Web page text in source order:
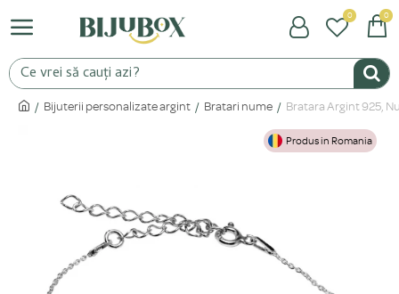
0 0
Bijuterii personalizate argint Bratari nume Bratara Argint 925,
Produs in Romania